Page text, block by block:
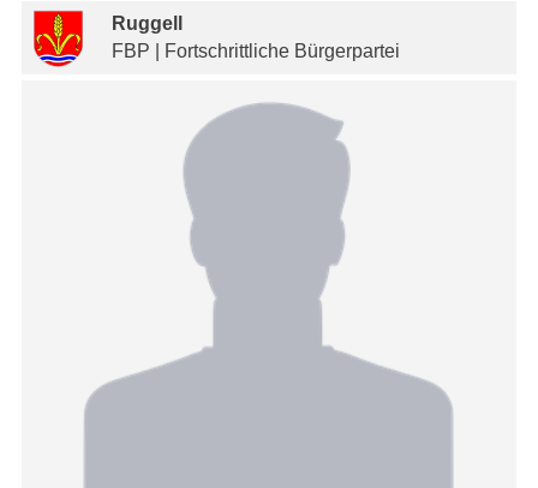
Ruggell
FBP | Fortschrittliche Bürgerpartei